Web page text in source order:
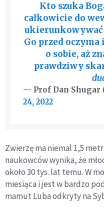
Kto szuka
całkowicie do
ukierunkowywać
Go przed
o sobie, aż
prawdziwy
— Prof Dan Shugar
24, 2022
Zwierzę ma niemal 1,5
naukowców wynika, że
około 30 tys. lat temu. W
miesiąca i jest w bardzo
mamut Luba odkryty na